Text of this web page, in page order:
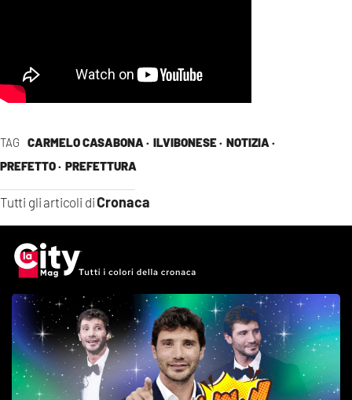
TAG CARMELO CASABONA · ILVIBONESE · NOTIZIA ·
PREFETTO · PREFETTURA
Tutti gli articoli diCronaca